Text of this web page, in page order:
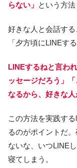
らない」 という方法
好きな人と会話す
「夕方頃にLINEす
LINEするねと言わ
ッセージだろう」
なるから、好きな人
この方法を実践す
るのがポイントだ
ないな、いつLINE
寝てしまう。